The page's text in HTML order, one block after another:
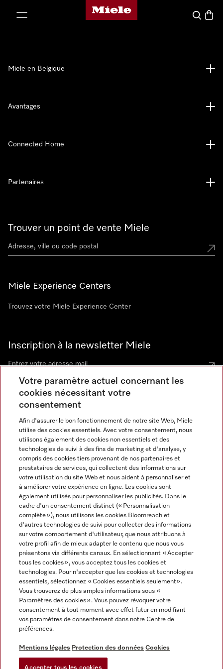
Page d'accueil de Miele
Search
Trouver un point de vente Miele
Miele Experience Centers
Trouvez votre Miele Experience Center
Inscription à la newsletter Miele
Contact contact@miele-support.be
Langue
FRANÇAIS
Miele en Belgique
Avantages
Connected Home
Partenaires
Informations légales
CGV
Conditions d’utilisation
Déclaration d'accessibilité
Digital Services Act
Miele sur Facebook
Miele sur Youtube
Miele sur Instagram
Miele sur Pinterest
Votre paramètre actuel concernant les
cookies nécessitant votre
consentement
Afin d'assurer le bon fonctionnement de notre site Web, Miele
utilise des cookies essentiels. Avec votre consentement, nous
utilisons également des cookies non essentiels et des
technologies de suivi à des fins de marketing et d'analyse, y
compris des cookies tiers provenant de nos partenaires et
prestataires de services, qui collectent des informations sur
votre utilisation du site Web et nous aident à personnaliser et
à améliorer votre expérience en ligne. Les cookies sont
également utilisés pour personnaliser les publicités. Dans le
cadre d'un consentement distinct (« Personnalisation
complète »), nous utilisons les cookies Bloomreach et
d'autres technologies de suivi pour collecter des informations
sur votre comportement d'utilisateur, que nous attribuons à
votre profil afin de mieux adapter le contenu que nous vous
présentons via différents canaux. En sélectionnant « Accepter
tous les cookies », vous acceptez tous les cookies et
technologies. Pour n'accepter que les cookies et technologies
essentiels, sélectionnez « Cookies essentiels seulement».
Vous trouverez de plus amples informations sous «
Paramètres des cookies ». Vous pouvez révoquer votre
consentement à tout moment avec effet futur en modifiant
vos paramètres de consentement dans notre Centre de
préférences.
Mentions légales Protection des données Cookies